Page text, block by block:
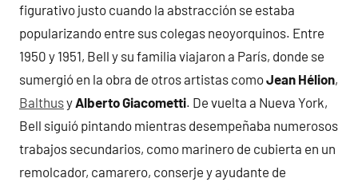
figurativo justo cuando la abstracción se estaba
popularizando entre sus colegas neoyorquinos. Entre
1950 y 1951, Bell y su familia viajaron a París, donde se
sumergió en la obra de otros artistas comoJean Hélion,
Balthusy Alberto Giacometti. De vuelta a Nueva York,
Bell siguió pintando mientras desempeñaba numerosos
trabajos secundarios, como marinero de cubierta en un
remolcador, camarero, conserje y ayudante de